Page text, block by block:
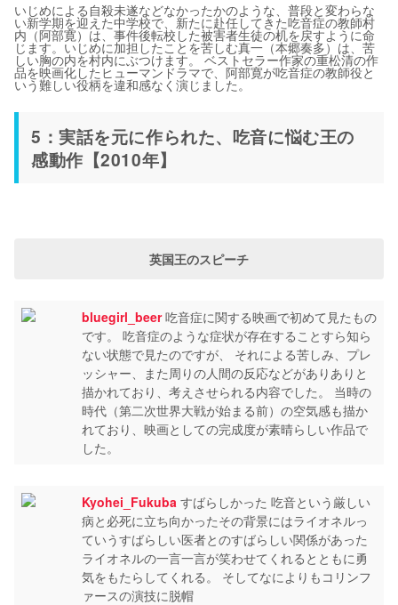
いじめによる自殺未遂などなかったかのような、普段と変わらな
い新学期を迎えた中学校で、新たに赴任してきた吃音症の教師村
内（阿部寛）は、事件後転校した被害者生徒の机を戻すように命
じます。いじめに加担したことを苦しむ真一（本郷奏多）は、苦
しい胸の内を村内にぶつけます。 ベストセラー作家の重松清の作
品を映画化したヒューマンドラマで、阿部寛が吃音症の教師役と
いう難しい役柄を違和感なく演じました。
5：実話を元に作られた、吃音に悩む王の
感動作【2010年】
英国王のスピーチ
bluegirl_beer吃音症に関する映画で初めて見たもの
です。 吃音症のような症状が存在することすら知ら
ない状態で見たのですが、 それによる苦しみ、プレ
ッシャー、また周りの人間の反応などがありありと
描かれており、考えさせられる内容でした。 当時の
時代（第二次世界大戦が始まる前）の空気感も描か
れており、映画としての完成度が素晴らしい作品で
した。
Kyohei_Fukuba すばらしかった 吃音という厳しい
病と必死に立ち向かったその背景にはライオネルっ
ていうすばらしい医者とのすばらしい関係があった
ライオネルの一言一言が笑わせてくれるとともに勇
気をもたらしてくれる。 そしてなによりもコリンフ
ァースの演技に脱帽